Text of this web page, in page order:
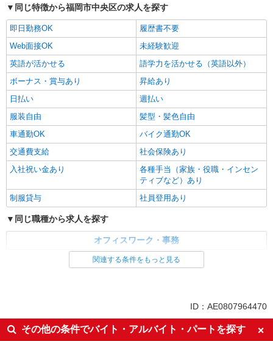
同じ特徴から福岡市中央区の求人を探す
即日勤務OK
履歴書不要
Web面接OK
未経験歓迎
英語が活かせる
語学力を活かせる（英語以外）
ボーナス・賞与あり
昇給あり
日払い
週払い
服装自由
髪型・髪色自由
車通勤OK
バイク通勤OK
交通費支給
社会保険あり
入社祝い金あり
各種手当（家族・役職・インセン
ティブなど）あり
制服貸与
社員登用あり
同じ職種から求人を探す
オフィスワーク・事務
ボーナス・賞与あり
日払い
服装自由
車通勤OK
関連する条件をもっと見る
ID：AE0807964470
その他の条件でバイト・アルバイト・パートを探す